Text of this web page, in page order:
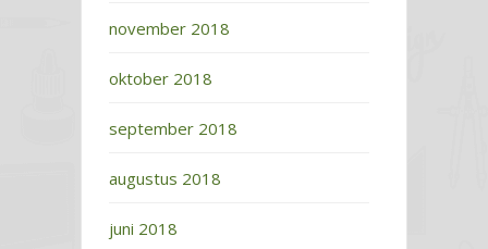
november 2018
oktober 2018
september 2018
augustus 2018
juni 2018